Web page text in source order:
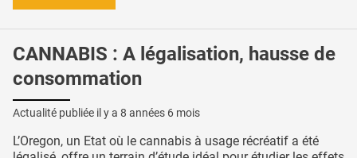
CANNABIS : A légalisation, hausse de
consommation
Actualité publiée il y a 8 années 6 mois
L’Oregon, un Etat où le cannabis à usage récréatif a été